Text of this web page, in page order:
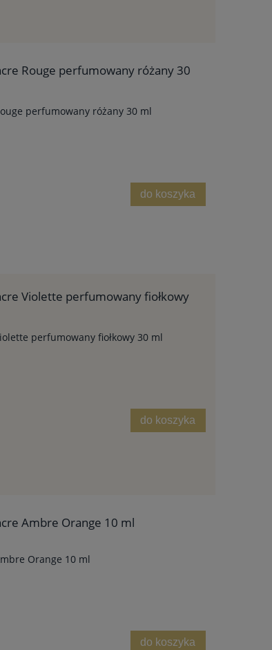
Rouge perfumowany różany 30
perfumowany różany 30 ml
do koszyka
Violette perfumowany fiołkowy
perfumowany fiołkowy 30 ml
do koszyka
Ambre Orange 10 ml
Orange 10 ml
do koszyka